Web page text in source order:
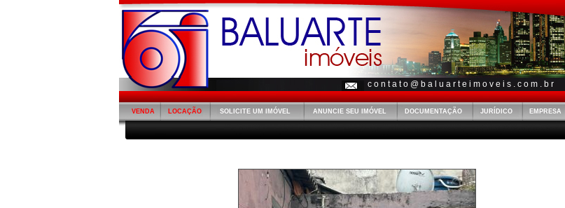
c o n t a t o @ b a l u a r t e i m o v e i s . c o m . b r
VENDA LOCAÇÃO SOLICITE UM IMÓVEL ANUNCIE SEU IMÓVEL DOCUMENTAÇÃO JURÍDICO EMPRESA